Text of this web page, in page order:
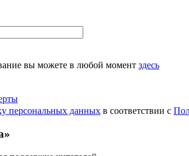
вы можете в любой момент здесь
персональных данных в соответствии с